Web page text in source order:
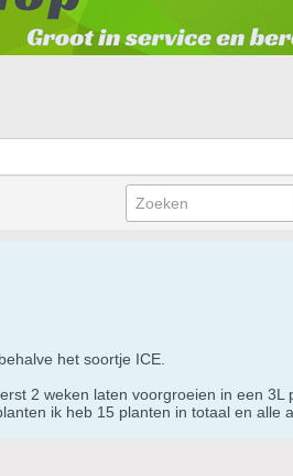
het soortje ICE.
2 weken laten voorgroeien in een
ik heb 15 planten in totaal en alle